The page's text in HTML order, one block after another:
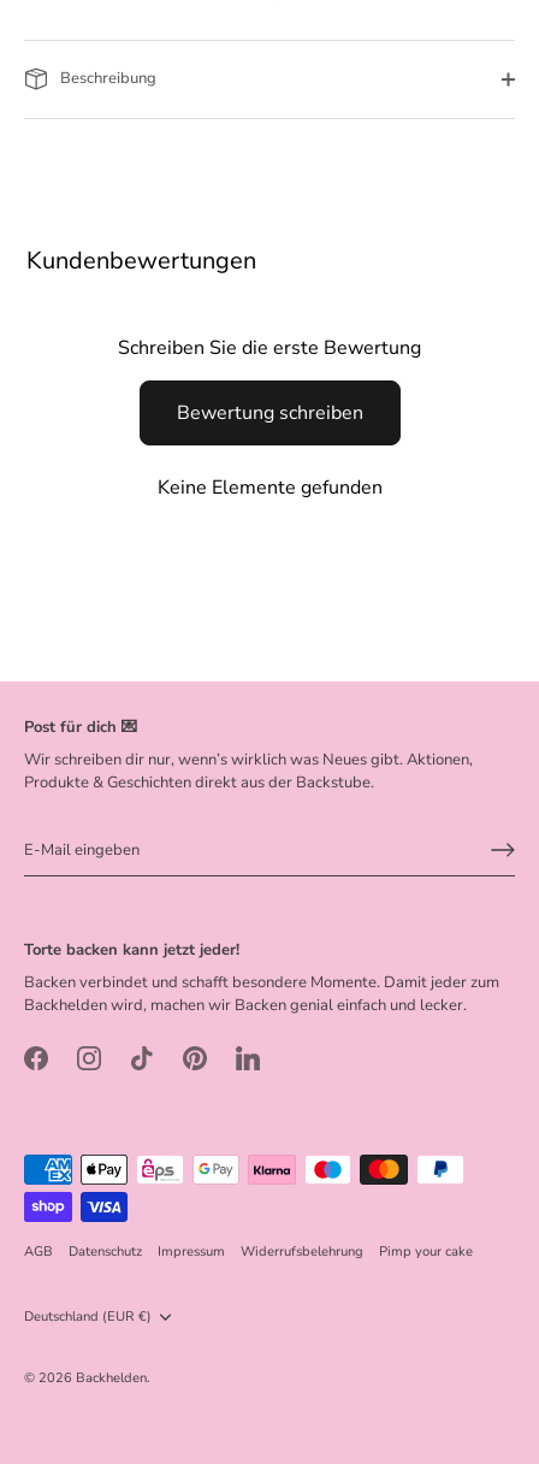
Beschreibung
Kundenbewertungen
Schreiben Sie die erste Bewertung
Bewertung schreiben
Keine Elemente gefunden
Post für dich 💌
Wir schreiben dir nur, wenn’s wirklich was Neues gibt. Aktionen,
Produkte & Geschichten direkt aus der Backstube.
Torte backen kann jetzt jeder!
Backen verbindet und schafft besondere Momente. Damit jeder zum
Backhelden wird, machen wir Backen genial einfach und lecker.
AGB Datenschutz Impressum Widerrufsbelehrung Pimp your cake
Währung
Deutschland (EUR €)
© 2026 Backhelden.